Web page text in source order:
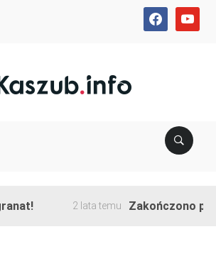
facebookyoutube
2 lata temu Zakończono